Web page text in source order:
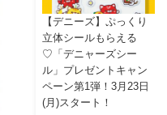
【デニーズ】ぷっくり
立体シールもらえる
♡「デニャーズシー
ル」プレゼントキャン
ペーン第1弾！3月23日
(月)スタート！